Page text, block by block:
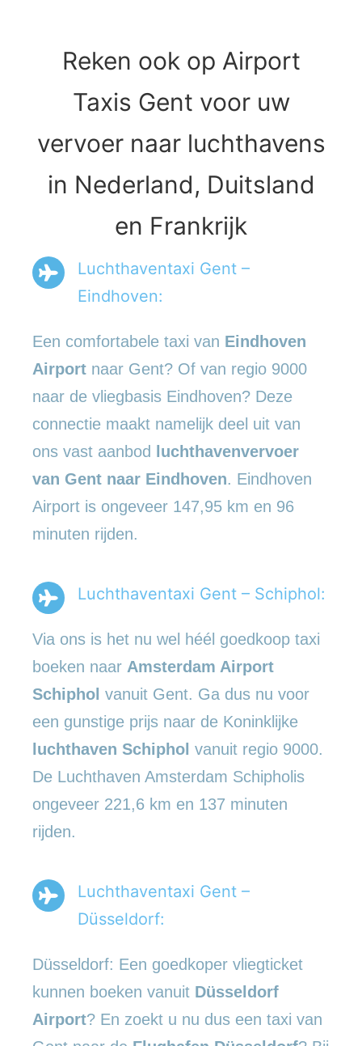
Reken ook op Airport
Taxis Gent voor uw
vervoer naar luchthavens
in Nederland, Duitsland
en Frankrijk
Luchthaventaxi Gent –
Eindhoven:
Een comfortabele taxi van Eindhoven
Airport naar Gent? Of van regio 9000
naar de vliegbasis Eindhoven? Deze
connectie maakt namelijk deel uit van
ons vast aanbod
luchthavenvervoer
van Gent naar Eindhoven. Eindhoven
Airport is ongeveer 147,95 km en 96
minuten rijden.
Luchthaventaxi Gent – Schiphol:
Via ons is het nu wel héél goedkoop taxi
boeken naar Amsterdam Airport
Schiphol vanuit Gent. Ga dus nu voor
een gunstige prijs naar de Koninklijke
luchthaven Schiphol vanuit regio 9000.
De Luchthaven Amsterdam Schipholis
ongeveer 221,6 km en 137 minuten
rijden.
Luchthaventaxi Gent –
Düsseldorf:
Düsseldorf: Een goedkoper vliegticket
kunnen boeken vanuit Düsseldorf
Airport? En zoekt u nu dus een taxi van